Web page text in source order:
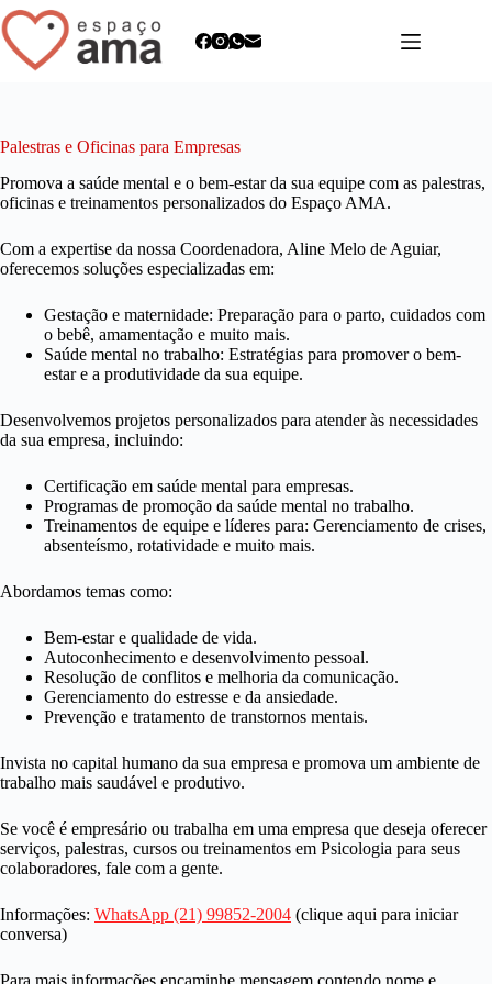
Pular
para
o
conteúdo
Palestras e Oficinas para Empresas
Promova a saúde mental e o bem-estar da sua equipe com as palestras,
oficinas e treinamentos personalizados do Espaço AMA.
Com a expertise da nossa Coordenadora, Aline Melo de Aguiar,
oferecemos soluções especializadas em:
Gestação e maternidade: Preparação para o parto, cuidados com
o bebê, amamentação e muito mais.
Saúde mental no trabalho: Estratégias para promover o bem-
estar e a produtividade da sua equipe.
Desenvolvemos projetos personalizados para atender às necessidades
da sua empresa, incluindo:
Certificação em saúde mental para empresas.
Programas de promoção da saúde mental no trabalho.
Treinamentos de equipe e líderes para: Gerenciamento de crises,
absenteísmo, rotatividade e muito mais.
Abordamos temas como:
Bem-estar e qualidade de vida.
Autoconhecimento e desenvolvimento pessoal.
Resolução de conflitos e melhoria da comunicação.
Gerenciamento do estresse e da ansiedade.
Prevenção e tratamento de transtornos mentais.
Invista no capital humano da sua empresa e promova um ambiente de
trabalho mais saudável e produtivo.
Se você é empresário ou trabalha em uma empresa que deseja oferecer
serviços, palestras, cursos ou treinamentos em Psicologia para seus
colaboradores, fale com a gente.
Informações: WhatsApp (21) 99852-2004 (clique aqui para iniciar
conversa)
Para mais informações encaminhe mensagem contendo nome e